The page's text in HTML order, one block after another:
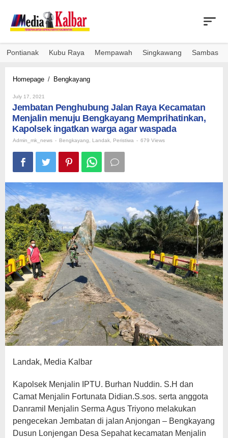
content
Pontianak Kubu Raya Mempawah Singkawang Sambas
Homepage / BengkayangJembatan
Raya
Kecamatan
Menjalin
menuju
Bengkayang
Memprihatinkan,
Kapolsek
ingatkan
waspada
July 17, 2021
Jembatan Penghubung Jalan Raya Kecamatan
Menjalin menuju Bengkayang Memprihatinkan,
Kapolsek ingatkan warga agar waspada
Admin_mk_news - Bengkayang Landak Peristiwa - 679 Views
Landak, Media Kalbar
Kapolsek Menjalin IPTU. Burhan Nuddin. S.H dan
Camat Menjalin Fortunata Didian.S.sos. serta anggota
Danramil Menjalin Serma Agus Triyono melakukan
pengecekan Jembatan di jalan Anjongan – Bengkayang
Dusun Lonjengan Desa Sepahat kecamatan Menjalin